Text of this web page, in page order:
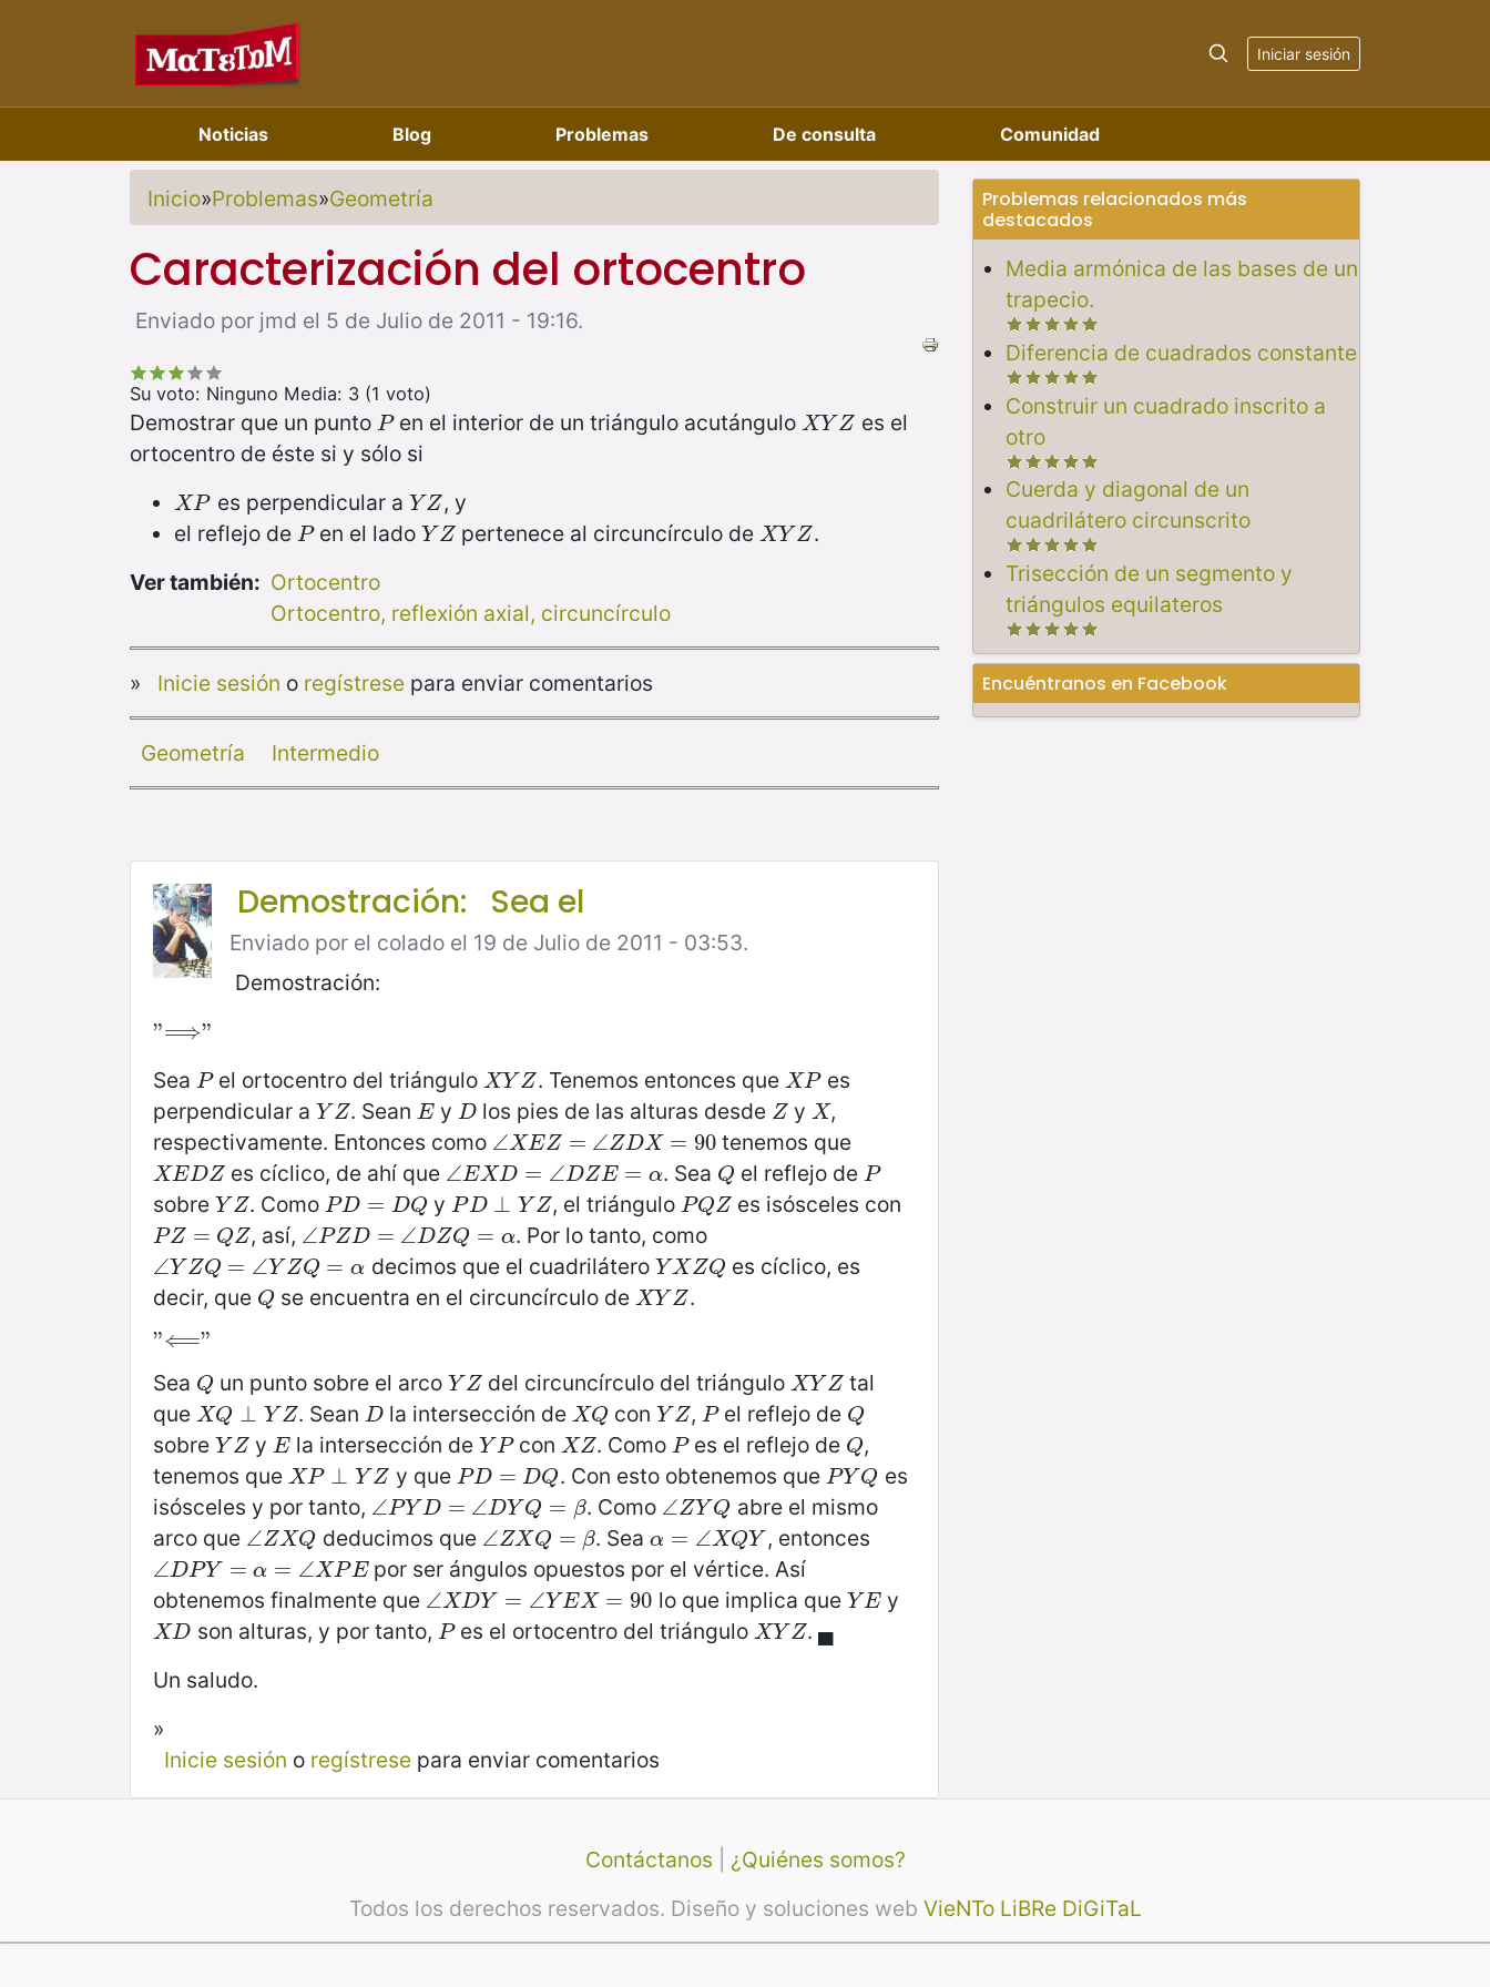
Iniciar sesión
Noticias Blog Problemas De consulta Comunidad
Inicio»Problemas»Geometría
Caracterización del ortocentro
Enviado por jmd el 5 de Julio de 2011 - 19:16.
Su voto: Ninguno Media: 3 (1 voto)
Demostrar que un punto P
Pen el interior de un triángulo acutángulo XY Z
XYZ
es el
ortocentro de éste si y sólo si
XP
XP es perpendicular a Y Z
YZ , y
el reflejo de P
Pen el lado Y Z
YZ pertenece al circuncírculo de XY Z
XYZ .
Ver también: Ortocentro
Ortocentro, reflexión axial, circuncírculo
» Inicie sesión o regístresepara enviar comentarios
Geometría Intermedio
Demostración: Sea el
Enviado por el colado el 19 de Julio de 2011 - 03:53.
Demostración:
"⟹"
"⟹"
Sea P
Pel ortocentro del triángulo XY Z
XYZ . Tenemos entonces que XP
XP
es
perpendicular a Y Z
YZ . Sean E
E y D
Dlos pies de las alturas desde Z
Zy X
X ,
respectivamente. Entonces como ∠XEZ = ∠ZDX = 90
∠XEZ= ∠ZDX=90 tenemos que
XEDZ
XEDZ es cíclico, de ahí que ∠EXD = ∠DZE = α
∠EXD= ∠DZE=α . Sea Q
Q el reflejo de P
P
sobre Y Z
YZ . Como PD = DQ
PD= DQ yPD ⊥ Y Z
PD⊥Y Z , el triánguloPQZ
PQZ es isósceles con
PZ = QZ
PZ= Q Z , así, ∠PZD = ∠DZQ = α
∠PZD= ∠ DZQ=α
. Por lo tanto, como
∠Y ZQ = ∠Y ZQ = α
∠YZQ=∠ YZQ=α decimos que el cuadrilátero YX ZQ
YXZQ
es cíclico, es
decir, que Q
Q se encuentra en el circuncírculo de XY Z
XYZ .
"⟸"
"⟸"
Sea Q
Q un punto sobre el arco Y Z
YZ del circuncírculo del triángulo XY Z
XYZ
tal
que XQ ⊥ Y Z
XQ⊥Y Z . Sean D
Dla intersección de XQ
XQ conY Z
YZ ,P
Pel reflejo de Q
Q
sobre Y Z
YZ y E
E la intersección de Y P
YP con XZ
XZ . ComoP
Pes el reflejo de Q
Q,
tenemos que XP ⊥ Y Z
XP⊥Y Z y que PD = DQ
PD= DQ . Con esto obtenemos quePY Q
PYQ
es
isósceles y por tanto, ∠PYD = ∠DY Q = β
∠PYD= ∠ DYQ=β . Como ∠ZY Q
∠ZYQ abre el mismo
arco que ∠ZXQ
∠ZXQ deducimos que ∠ZXQ = β
∠ZXQ= β . Seaα = ∠XQY
α=∠XQY
, entonces
∠DPY = α = ∠XPE
∠DPY= α=∠ XPE
por ser ángulos opuestos por el vértice. Así
obtenemos finalmente que ∠XDY = ∠YEX = 90
∠XDY= ∠YEX=90 lo que implica que YE
YE y
XD
XD son alturas, y por tanto, P
Pes el ortocentro del triángulo XY Z
XYZ . ▄
Un saludo.
»
Inicie sesión o regístresepara enviar comentarios
Problemas relacionados más
destacados
Media armónica de las bases de un
trapecio.
Diferencia de cuadrados constante
Construir un cuadrado inscrito a
otro
Cuerda y diagonal de un
cuadrilátero circunscrito
Trisección de un segmento y
triángulos equilateros
Encuéntranos en Facebook
Contáctanos
¿Quiénes somos?
Todos los derechos reservados. Diseño y soluciones web VieNTo LiBRe DiGiTaL